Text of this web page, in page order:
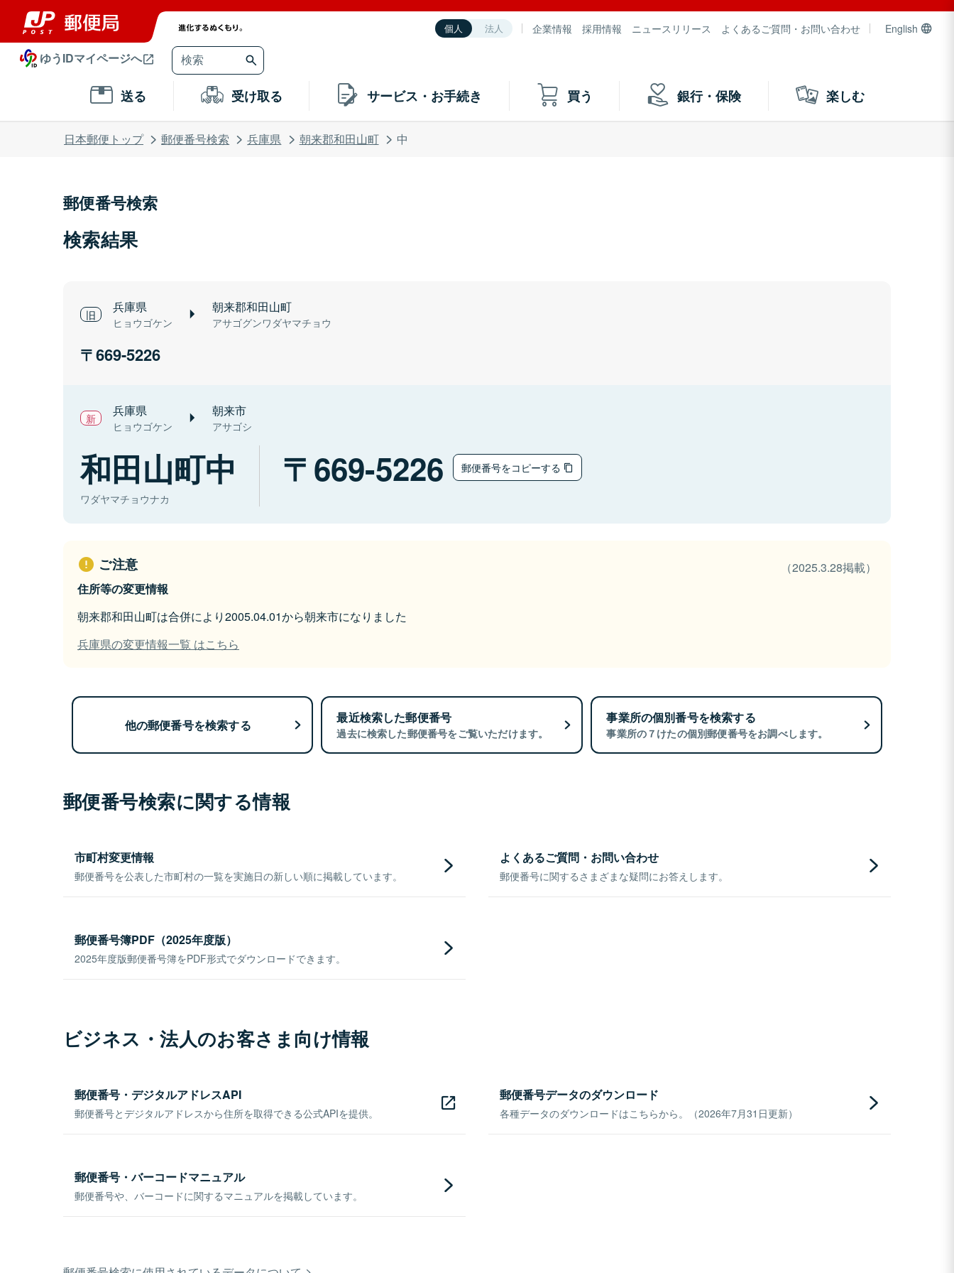
個人 法人 企業情報 採用情報 ニュースリリース よくあるご質問・お問い合わせ English
ゆうIDマイページへ
送る 受け取る サービス・お手続き 買う 銀行・保険 楽しむ
日本郵便トップ 郵便番号検索 兵庫県 朝来郡和田山町 中
郵便番号検索
検索結果
兵庫県
ヒョウゴケン
朝来郡和田山町
アサゴグンワダヤマチョウ
669-5226
兵庫県
ヒョウゴケン
朝来市
アサゴシ
和田山町中
ワダヤマチョウナカ
669-5226 郵便番号をコピーする
ご注意
（2025.3.28掲載）
住所等の変更情報
朝来郡和田山町は合併により2005.04.01から朝来市になりました
兵庫県の変更情報一覧 はこちら
他の郵便番号を検索する 最近検索した郵便番号
過去に検索した郵便番号をご覧いただけます。
事業所の個別番号を検索する
事業所の７けたの個別郵便番号をお調べします。
郵便番号検索に関する情報
市町村変更情報
郵便番号を公表した市町村の一覧を実施日の新しい順に掲載しています。
よくあるご質問・お問い合わせ
郵便番号に関するさまざまな疑問にお答えします。
郵便番号簿PDF（2025年度版）
2025年度版郵便番号簿をPDF形式でダウンロードできます。
ビジネス・法人のお客さま向け情報
郵便番号・デジタルアドレスAPI
郵便番号とデジタルアドレスから住所を取得できる公式APIを提供。
郵便番号データのダウンロード
各種データのダウンロードはこちらから。（2026年7月31日更新）
郵便番号・バーコードマニュアル
郵便番号や、バーコードに関するマニュアルを掲載しています。